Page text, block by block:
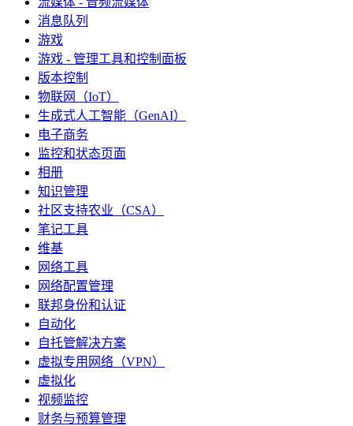
消息队列
游戏
游戏 - 管理工具和控制面板
版本控制
物联网（IoT）
生成式人工智能（GenAI）
电子商务
监控和状态页面
相册
知识管理
社区支持农业（CSA）
笔记工具
维基
网络工具
网络配置管理
联邦身份和认证
自动化
自托管解决方案
虚拟专用网络（VPN）
虚拟化
视频监控
财务与预算管理